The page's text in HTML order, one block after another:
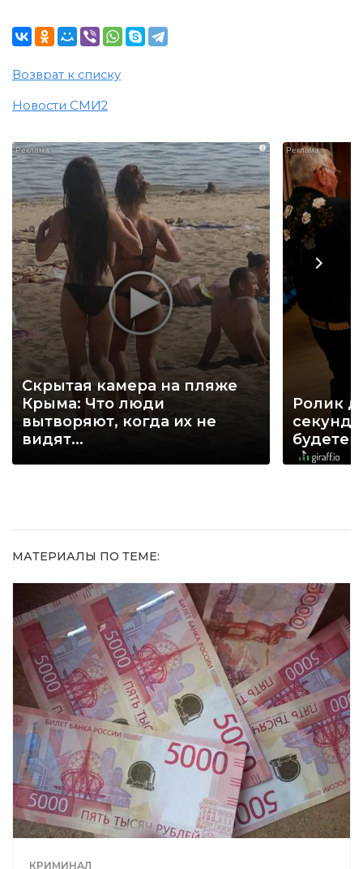
Возврат к списку
Новости СМИ2
i
Скрытая камера на пляже
Крыма: Что люди
вытворяют, когда их не
видят...
Ролик
секунд,
будете
МАТЕРИАЛЫ ПО ТЕМЕ:
КРИМИНАЛ